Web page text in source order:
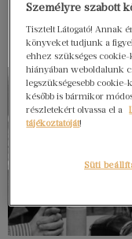
Személyre szabott
Tisztelt Látogató! Annak
könyveket tudjunk a
ehhez szükséges cookie-
hiányában weboldalunk
legszükségesebb cookie-
később is bármikor
részletekért olvassa el a
tájékoztatóját!
Süti